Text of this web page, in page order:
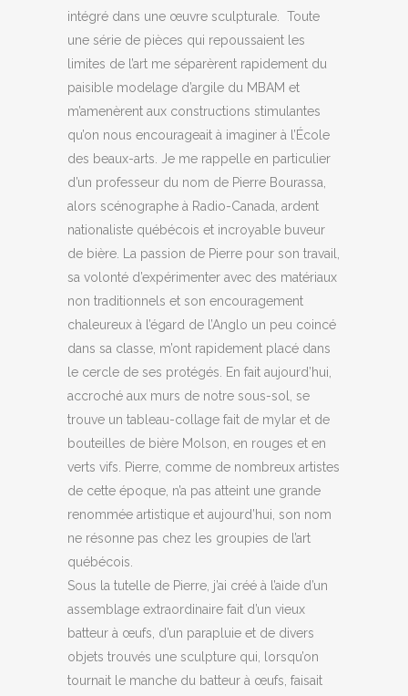
intégré dans une œuvre sculpturale. Toute
une série de pièces qui repoussaient les
limites de l’art me séparèrent rapidement du
paisible modelage d’argile du MBAM et
m’amenèrent aux constructions stimulantes
qu’on nous encourageait à imaginer à l’École
des beaux-arts. Je me rappelle en particulier
d’un professeur du nom de Pierre Bourassa,
alors scénographe à Radio-Canada, ardent
nationaliste québécois et incroyable buveur
de bière. La passion de Pierre pour son travail,
sa volonté d’expérimenter avec des matériaux
non traditionnels et son encouragement
chaleureux à l’égard de l’Anglo un peu coincé
dans sa classe, m’ont rapidement placé dans
le cercle de ses protégés. En fait aujourd’hui,
accroché aux murs de notre sous-sol, se
trouve un tableau-collage fait de mylar et de
bouteilles de bière Molson, en rouges et en
verts vifs. Pierre, comme de nombreux artistes
de cette époque, n’a pas atteint une grande
renommée artistique et aujourd’hui, son nom
ne résonne pas chez les groupies de l’art
québécois.
Sous la tutelle de Pierre, j’ai créé à l’aide d’un
assemblage extraordinaire fait d’un vieux
batteur à œufs, d’un parapluie et de divers
objets trouvés une sculpture qui, lorsqu’on
tournait le manche du batteur à œufs, faisait